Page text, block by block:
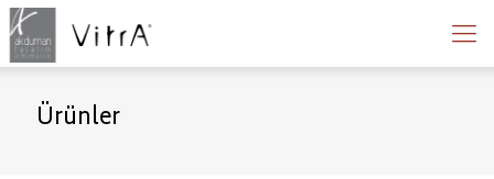
Ürünler